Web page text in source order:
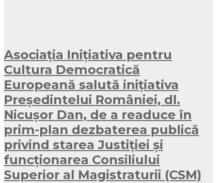
Asociația Inițiativa pentru
Cultura Democratică
Europeană salută inițiativa
Președintelui României, dl.
Nicușor Dan, de a readuce în
prim-plan dezbaterea publică
privind starea Justiției și
funcționarea Consiliului
Superior al Magistraturii (CSM)